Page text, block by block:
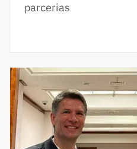
parcerias